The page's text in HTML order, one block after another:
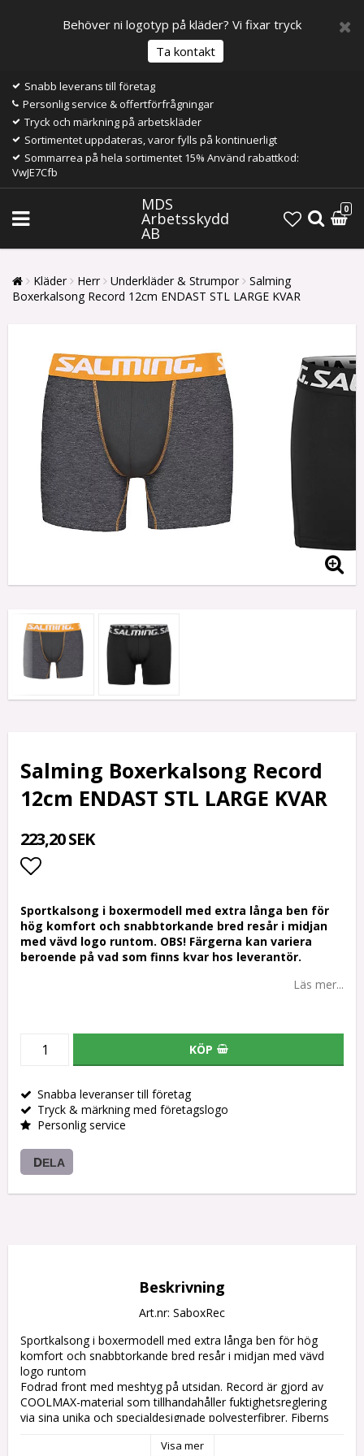
Behöver ni logotyp på kläder? Vi fixar tryck
Ta kontakt
Snabb leverans till företag
Personlig service & offertförfrågningar
Tryck och märkning på arbetskläder
Sortimentet uppdateras, varor fylls på kontinuerligt
Sommarrea på hela sortimentet 15% Använd rabattkod:
VwJE7Cfb
MDS
Arbetsskydd
AB
0
Kläder Herr Underkläder & Strumpor
Salming
Boxerkalsong Record 12cm ENDAST STL LARGE KVAR
Salming Boxerkalsong Record
12cm ENDAST STL LARGE KVAR
223,20 SEK
Sportkalsong i boxermodell med extra långa ben för
hög komfort och snabbtorkande bred resår i midjan
med vävd logo runtom. OBS! Färgerna kan variera
beroende på vad som finns kvar hos leverantör.
Läs mer...
KÖP
Snabba leveranser till företag
Tryck & märkning med företagslogo
Personlig service
DELA
Beskrivning
Art.nr: SaboxRec
Sportkalsong i boxermodell med extra långa ben för hög
komfort och snabbtorkande bred resår i midjan med vävd
logo runtom
Fodrad front med meshtyg på utsidan. Record är gjord av
COOLMAX-material som tillhandahåller fuktighetsreglering
via sina unika och specialdesignade polyesterfibrer. Fiberns
ytskikt där den avdunstar. Maskintvätt 40 grader.
Visa mer